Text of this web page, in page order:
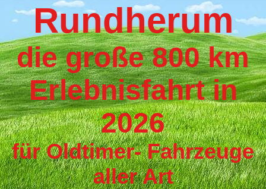
Rundherum
die große 800 km
Erlebnisfahrt in
2026
für Oldtimer- Fahrzeuge
aller Art